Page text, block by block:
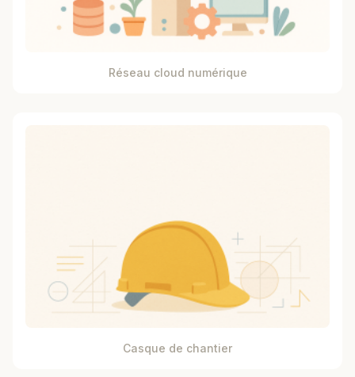
Réseau cloud numérique
Casque de chantier